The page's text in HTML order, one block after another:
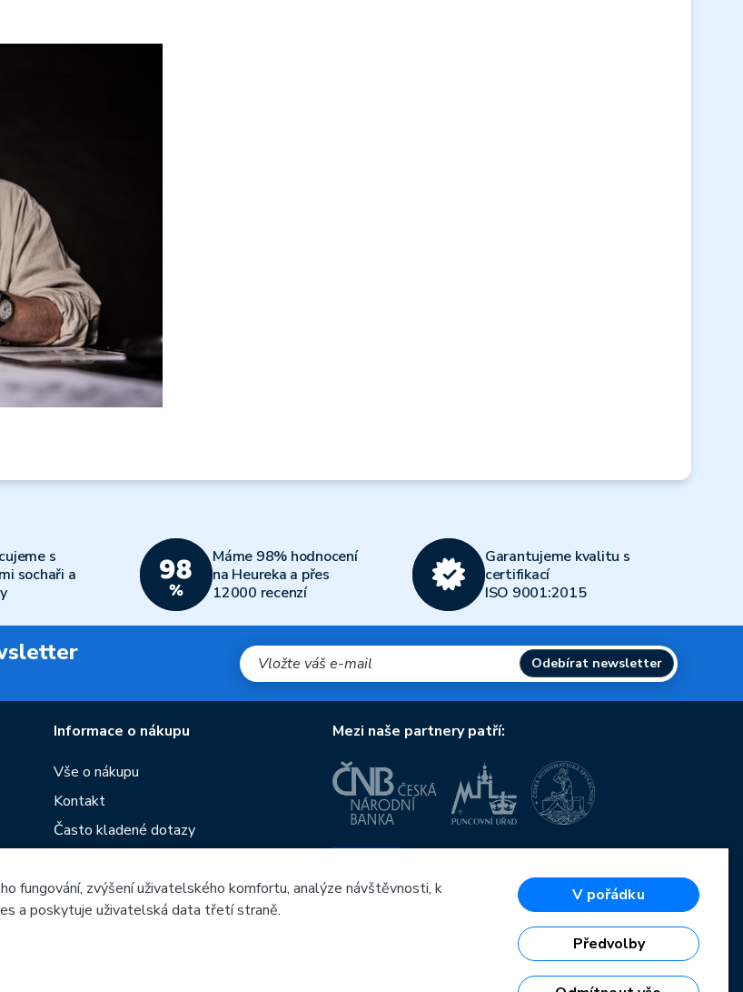
s
sochaři a
Máme 98% hodnocení
na Heureka a přes
12000 recenzí
Garantujeme kvalitu s
certifikací
ISO 9001:2015
Odebírat newsletter
Informace o nákupu
Vše o nákupu
Kontakt
Často kladené dotazy
Prodejny České mincovny
Rádce
Mezi naše partnery patří:
OP Podnikání a inovace pro konkurenceschopnost
Evropský fond pro regionální rozvoj
Investice do vaší budoucnosti
fungování, zvýšení uživatelského komfortu, analýze návštěvnosti, k
a poskytuje uživatelská data třetí straně.
V pořádku
Předvolby